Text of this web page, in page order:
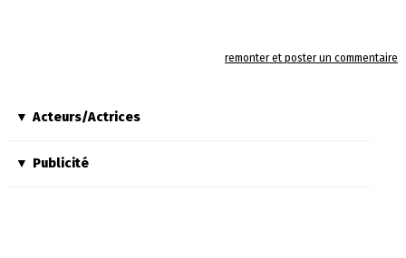
remonter et poster un commentaire
Acteurs/Actrices
Publicité